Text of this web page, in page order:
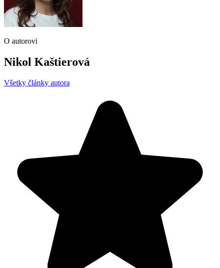
O autorovi
Nikol Kaštierová
Všetky články autora